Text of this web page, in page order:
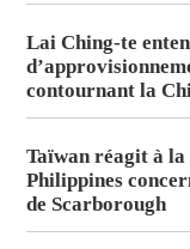
Lai Ching-te
contournant la
Taïwan réagit à
Philippines
de Scarborough